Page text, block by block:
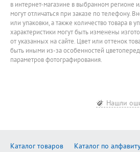
в интернет-магазине в выбранном регионе
могут отличаться при заказе по телефону.
или упаковки, а также количество товара в
характеристики могут быть изменены
от указанных на сайте. Цвет или оттенок
быть иными из-за особенностей
параметров фотографирования.
Нашли
Каталог товаров
Каталог по